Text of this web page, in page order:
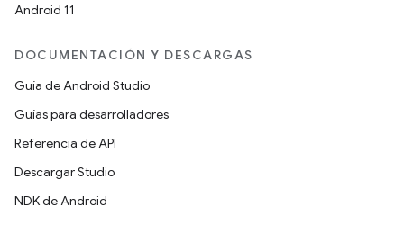
Android 11
DOCUMENTACIÓN Y DESCARGAS
Guía de Android Studio
Guías para desarrolladores
Referencia de API
Descargar Studio
NDK de Android